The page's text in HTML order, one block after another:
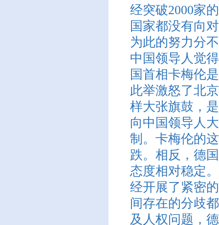
经突破2000家
国家都没有向
为此的努力分
中国领导人觉
国首相卡梅伦
此举激怒了北
样大张旗鼓，
向中国领导人
制。卡梅伦的
跌。相反，德
态度相对稳定
经开展了紧密
间存在的分歧
及人权问题，